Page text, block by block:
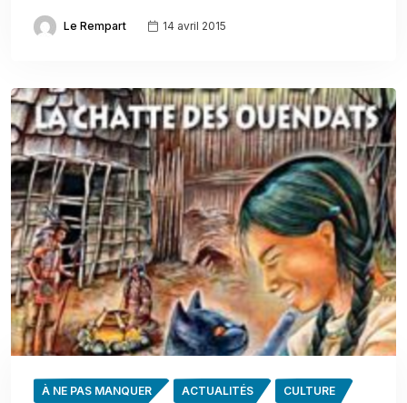
Le Rempart 14 avril 2015
À NE PAS MANQUER ACTUALITÉS CULTURE